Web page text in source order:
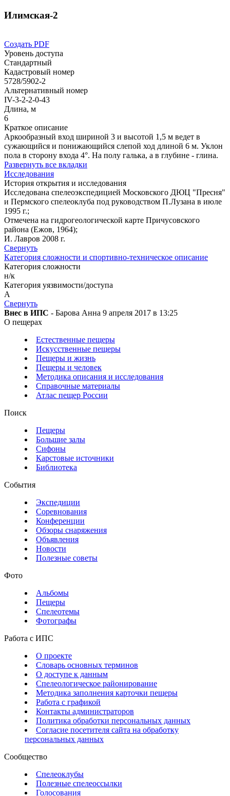
Илимская-2
Создать PDF
Уровень доступа
Стандартный
Кадастровый номер
5728/5902-2
Альтернативный номер
IV-3-2-2-0-43
Длина, м
6
Краткое описание
Аркообразный вход шириной 3 и высотой 1,5 м ведет в
сужающийся и понижающийся слепой ход длиной 6 м. Уклон
пола в сторону входа 4°. На полу галька, а в глубине - глина.
Развернуть все вкладки
Исследования
История открытия и исследования
Исследована спелеоэкспедицией Московского ДЮЦ "Пресня"
и Пермского спелеоклуба под руководством П.Лузана в июле
1995 г.;
Отмечена на гидрогеологической карте Причусовского
района (Ежов, 1964);
И. Лавров 2008 г.
Свернуть
Категория сложности и спортивно-техническое описание
Категория сложности
н/к
Категория уязвимости/доступа
A
Свернуть
Внес в ИПС - Барова Анна 9 апреля 2017 в 13:25
О пещерах
Естественные пещеры
Искусственные пещеры
Пещеры и жизнь
Пещеры и человек
Методика описания и исследования
Справочные материалы
Атлас пещер России
Поиск
Пещеры
Большие залы
Сифоны
Карстовые источники
Библиотека
События
Экспедиции
Соревнования
Конференции
Обзоры снаряжения
Объявления
Новости
Полезные советы
Фото
Альбомы
Пещеры
Спелеотемы
Фотографы
Работа с ИПС
О проекте
Словарь основных терминов
О доступе к данным
Спелеологическое районирование
Методика заполнения карточки пещеры
Работа с графикой
Контакты администраторов
Политика обработки персональных данных
Согласие посетителя сайта на обработку
персональных данных
Сообщество
Спелеоклубы
Полезные спелеоссылки
Голосования